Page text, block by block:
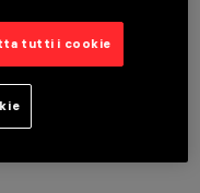
tutti i cookie